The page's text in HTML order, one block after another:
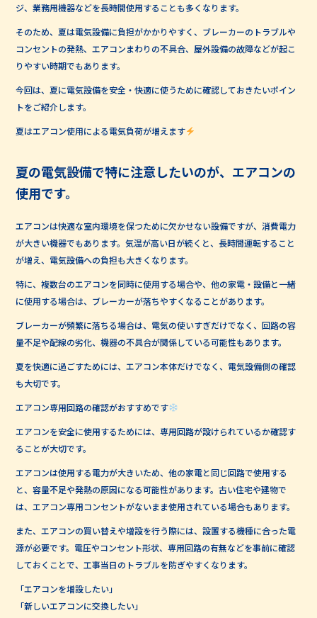
ジ、業務用機器などを長時間使用することも多くなります。
そのため、夏は電気設備に負担がかかりやすく、ブレーカーのトラブルや
コンセントの発熱、エアコンまわりの不具合、屋外設備の故障などが起こ
りやすい時期でもあります。
今回は、夏に電気設備を安全・快適に使うために確認しておきたいポイン
トをご紹介します。
夏はエアコン使用による電気負荷が増えます
夏の電気設備で特に注意したいのが、エアコンの
使用です。
エアコンは快適な室内環境を保つために欠かせない設備ですが、消費電力
が大きい機器でもあります。気温が高い日が続くと、長時間運転すること
が増え、電気設備への負担も大きくなります。
特に、複数台のエアコンを同時に使用する場合や、他の家電・設備と一緒
に使用する場合は、ブレーカーが落ちやすくなることがあります。
ブレーカーが頻繁に落ちる場合は、電気の使いすぎだけでなく、回路の容
量不足や配線の劣化、機器の不具合が関係している可能性もあります。
夏を快適に過ごすためには、エアコン本体だけでなく、電気設備側の確認
も大切です。
エアコン専用回路の確認がおすすめです
エアコンを安全に使用するためには、専用回路が設けられているか確認す
ることが大切です。
エアコンは使用する電力が大きいため、他の家電と同じ回路で使用する
と、容量不足や発熱の原因になる可能性があります。古い住宅や建物で
は、エアコン専用コンセントがないまま使用されている場合もあります。
また、エアコンの買い替えや増設を行う際には、設置する機種に合った電
源が必要です。電圧やコンセント形状、専用回路の有無などを事前に確認
しておくことで、工事当日のトラブルを防ぎやすくなります。
「エアコンを増設したい」
「新しいエアコンに交換したい」